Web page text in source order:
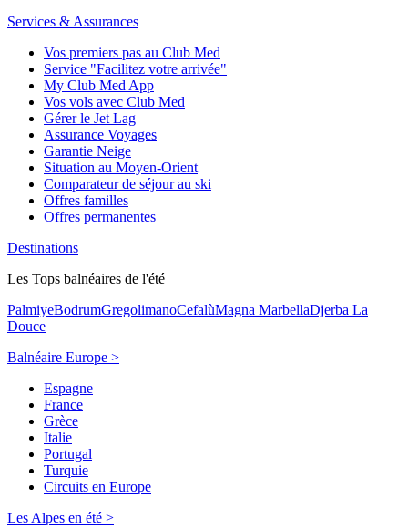
Services & Assurances
Vos premiers pas au Club Med
Service "Facilitez votre arrivée"
My Club Med App
Vos vols avec Club Med
Gérer le Jet Lag
Assurance Voyages
Garantie Neige
Situation au Moyen-Orient
Comparateur de séjour au ski
Offres familles
Offres permanentes
Destinations
Les Tops balnéaires de l'été
PalmiyeBodrumGregolimanoCefalùMagna MarbellaDjerba La
Douce
Balnéaire Europe >
Espagne
France
Grèce
Italie
Portugal
Turquie
Circuits en Europe
Les Alpes en été >